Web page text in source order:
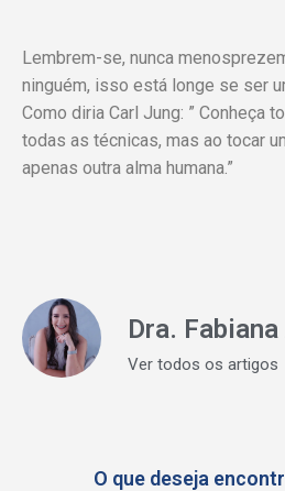
Lembrem-se, nunca
ninguém, isso está longe se ser
Como diria Carl Jung: ” Conheça
todas as técnicas, mas ao tocar
apenas outra alma humana.”
Dra.
Ver todos os artigos
O que deseja